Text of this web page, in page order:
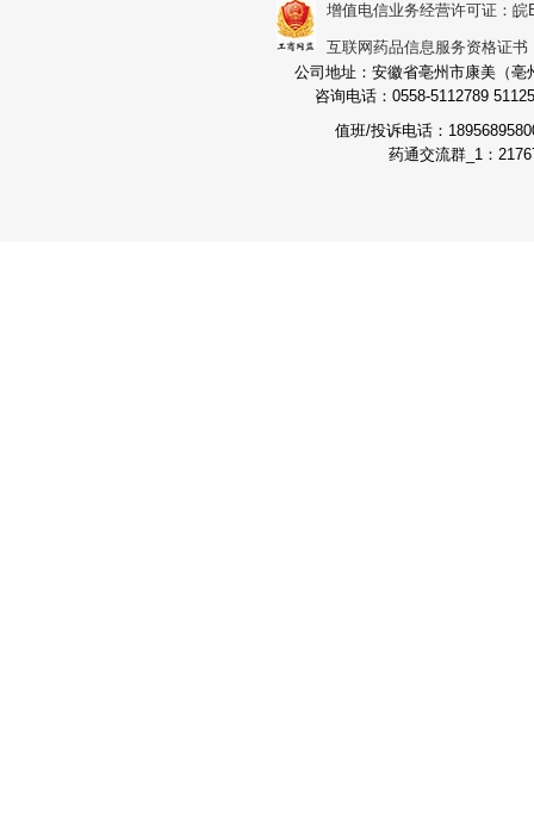
增值电信业务经营许可证：皖
互联网药品信息服务资格证
公司地址：安徽省亳州市康美（
咨询电话：0558-5112789
值班/投诉电话：
药通交流群_1：